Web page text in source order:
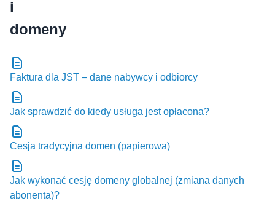
Faktura dla JST – dane nabywcy i odbiorcy
Jak sprawdzić do kiedy usługa jest opłacona?
Cesja tradycyjna domen (papierowa)
Jak wykonać cesję domeny globalnej (zmiana danych
abonenta)?